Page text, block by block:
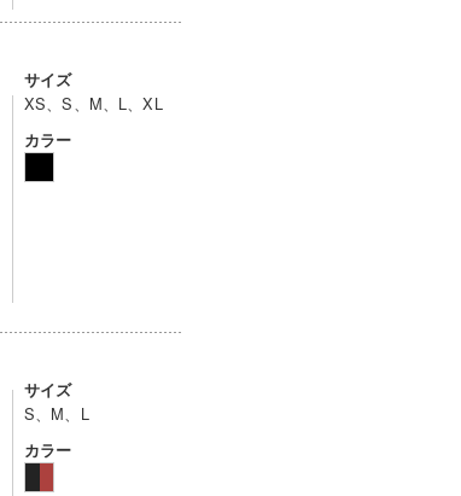
サイズ
XS、S、M、L、XL
カラー
サイズ
S、M、L
カラー